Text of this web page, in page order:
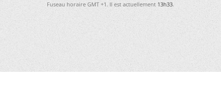
Fuseau horaire GMT +1. Il est actuellement13h33.